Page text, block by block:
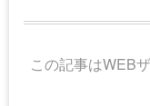
この記事はWEB